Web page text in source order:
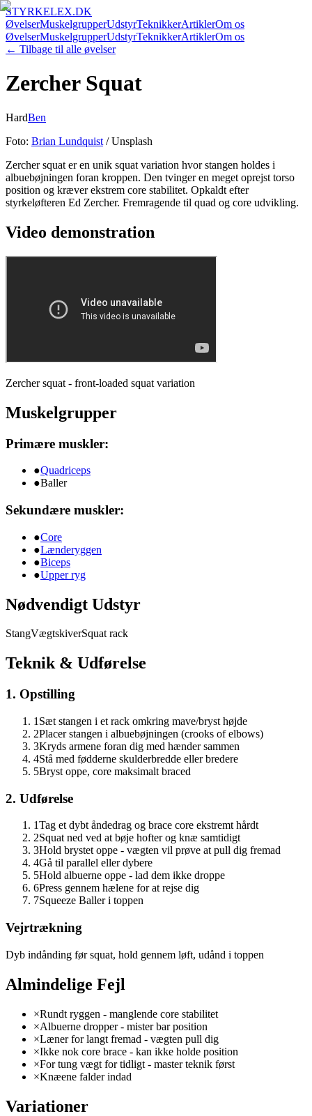
STYRKELEX.DK
ØvelserMuskelgrupperUdstyrTeknikkerArtiklerOm os
ØvelserMuskelgrupperUdstyrTeknikkerArtiklerOm os
← Tilbage til alle øvelser
Zercher Squat
HardBen
Foto: Brian Lundquist / Unsplash
Zercher squat er en unik squat variation hvor stangen holdes i
albuebøjningen foran kroppen. Den tvinger en meget oprejst torso
position og kræver ekstrem core stabilitet. Opkaldt efter
styrkeløfteren Ed Zercher. Fremragende til quad og core udvikling.
Video demonstration
Zercher squat - front-loaded squat variation
Muskelgrupper
Primære muskler:
●Quadriceps
●Baller
Sekundære muskler:
●Core
●Lænderyggen
●Biceps
●Upper ryg
Nødvendigt Udstyr
StangVægtskiverSquat rack
Teknik & Udførelse
1. Opstilling
1 Sæt stangen i et rack omkring mave/bryst højde
2Placer stangen i albuebøjningen (crooks of elbows)
3Kryds armene foran dig med hænder sammen
4Stå med fødderne skulderbredde eller bredere
5Bryst oppe, core maksimalt braced
2. Udførelse
1Tag et dybt åndedrag og brace core ekstremt hårdt
2Squat ned ved at bøje hofter og knæ samtidigt
3Hold brystet oppe - vægten vil prøve at pull dig fremad
4Gå til parallel eller dybere
5Hold albuerne oppe - lad dem ikke droppe
6Press gennem hælene for at rejse dig
7Squeeze Baller i toppen
Vejrtrækning
Dyb indånding før squat, hold gennem løft, udånd i toppen
Almindelige Fejl
×Rundt ryggen - manglende core stabilitet
×Albuerne dropper - mister bar position
×Læner for langt fremad - vægten pull dig
×Ikke nok core brace - kan ikke holde position
×For tung vægt for tidligt - master teknik først
×Knæene falder indad
Variationer